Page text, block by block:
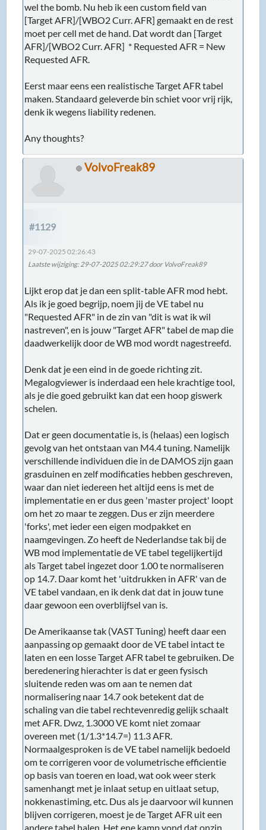
wel the bomb. Nu heb ik een custom field van
[Target AFR]/[WBO2 Curr. AFR] gemaakt en de rest
moet per cell met de hand. Dat wordt dan [Target
AFR]/[WBO2 Curr. AFR] * Requested AFR = New
Requested AFR.
Eerst maar eens een realistische Target AFR tabel
maken. Standaard geleverde bin schiet voor vrij rijk,
denk ik wegens liability redenen.
Any thoughts?
VolvoFreak89
#1129
29-07-2025 02:26:43
Laatste wijziging: 29-07-2025 02:29:27 door VolvoFreak89
Lijkt erop dat je dan een split-table AFR mod hebt.
Als ik je goed begrijp, noem jij de VE tabel nu
"Requested AFR" in de zin van "dit is wat ik wil
nastreven", en is jouw "Target AFR" tabel de map die
daadwerkelijk door de WB mod wordt nagestreefd.
Denk dat je een eind in de goede richting zit.
Megalogviewer is inderdaad een hele krachtige tool,
als je die goed gebruikt kan dat een hoop giswerk
schelen.
Dat er geen documentatie is, is (helaas) een logisch
gevolg van het ontstaan van M4.4 tuning. Namelijk
verschillende individuen die in de DAMOS zijn gaan
grasduinen en zelf modificaties hebben geschreven,
waar dan niet iedereen het altijd eens is met de
implementatie en er dus geen 'master project' loopt
om het zo maar te zeggen. Dus er zijn meerdere
'forks', met ieder een eigen modpakket en
naamgevingen. Zo heeft de Nederlandse tak bij de
WB mod implementatie de VE tabel tegelijkertijd
als Target tabel ingezet door 1.00 te normaliseren
op 14.7. Daar komt het 'uitdrukken in AFR' van de
VE tabel vandaan, en ik denk dat dat in jouw tune
daar gewoon een overblijfsel van is.
De Amerikaanse tak (VAST Tuning) heeft daar een
aanpassing op gemaakt door de VE tabel intact te
laten en een losse Target AFR tabel te gebruiken. De
beredenering hierachter is dat er geen fysisch
sluitende reden was om aan te nemen dat
normalisering naar 14.7 ook betekent dat de
schaling van die tabel rechtevenredig gelijk schaalt
met AFR. Dwz, 1.3000 VE komt niet zomaar
overeen met (1/1.3*14.7=) 11.3 AFR.
Normaalgesproken is de VE tabel namelijk bedoeld
om te corrigeren voor de volumetrische efficientie
op basis van toeren en load, wat ook weer sterk
samenhangt met je inlaat setup en uitlaat setup,
nokkenastiming, etc. Dus als je daarvoor wil kunnen
blijven corrigeren, moest je de Target AFR uit een
andere tabel halen. Het ene kamp vond dat onzin